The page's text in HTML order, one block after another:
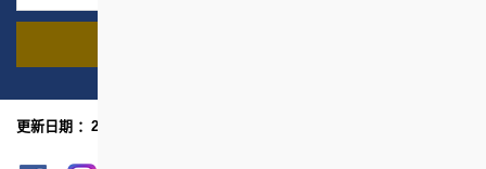
网页指南
更新日期 ：2023年4月